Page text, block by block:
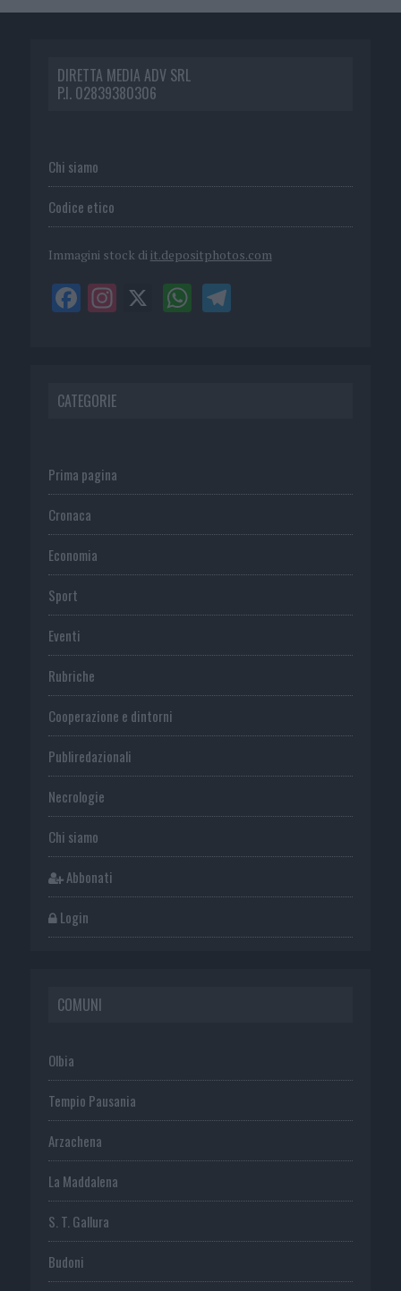
DIRETTA MEDIA ADV SRL
P.I. 02839380306
Chi siamo
Codice etico
Immagini stock di it.depositphotos.com
CATEGORIE
Prima pagina
Cronaca
Economia
Sport
Eventi
Rubriche
Cooperazione e dintorni
Publiredazionali
Necrologie
Chi siamo
Abbonati
Login
COMUNI
Olbia
Tempio Pausania
Arzachena
La Maddalena
S. T. Gallura
Budoni